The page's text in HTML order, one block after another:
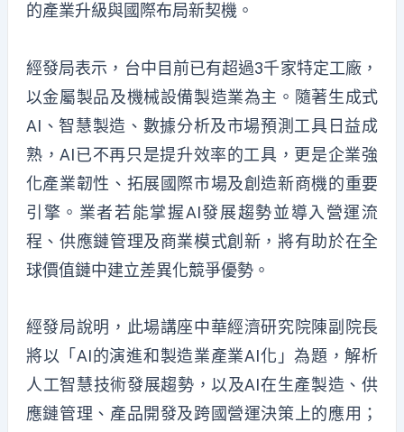
的產業升級與國際布局新契機。
經發局表示，台中目前已有超過3千家特定工廠，
以金屬製品及機械設備製造業為主。隨著生成式
AI、智慧製造、數據分析及市場預測工具日益成
熟，AI已不再只是提升效率的工具，更是企業強
化產業韌性、拓展國際市場及創造新商機的重要
引擎。業者若能掌握AI發展趨勢並導入營運流
程、供應鏈管理及商業模式創新，將有助於在全
球價值鏈中建立差異化競爭優勢。
經發局說明，此場講座中華經濟研究院陳副院長
將以「AI的演進和製造業產業AI化」為題，解析
人工智慧技術發展趨勢，以及AI在生產製造、供
應鏈管理、產品開發及跨國營運決策上的應用；